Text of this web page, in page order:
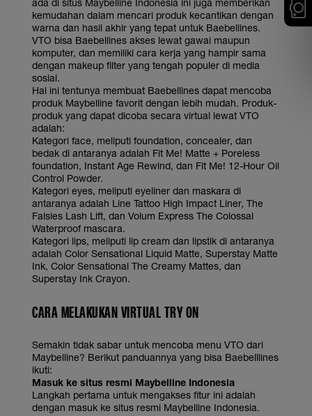
ada di situs Maybelline Indonesia ini juga memberikan
kemudahan dalam mencari produk kecantikan dengan
warna dan hasil akhir yang tepat untuk Baebellines.
VTO bisa Baebellines akses lewat gawai maupun
komputer, dan memiliki cara kerja yang hampir sama
dengan makeup filter yang tengah populer di media
sosial.
Hal ini tentunya membuat Baebellines dapat mencoba
produk Maybelline favorit dengan lebih mudah. Produk-
produk yang dapat dicoba secara virtual lewat VTO
adalah:
Kategori face, meliputi foundation, concealer, dan
bedak di antaranya adalah Fit Me! Matte + Poreless
foundation, Instant Age Rewind, dan Fit Me! 12-Hour Oil
Control Powder.
Kategori eyes, meliputi eyeliner dan maskara di
antaranya adalah Line Tattoo High Impact Liner, The
Falsies Lash Lift, dan Volum Express The Colossal
Waterproof mascara.
Kategori lips, meliputi lip cream dan lipstik di antaranya
adalah Color Sensational Liquid Matte, Superstay Matte
Ink, Color Sensational The Creamy Mattes, dan
Superstay Ink Crayon.
CARA MELAKUKAN VIRTUAL TRY ON
Semakin tidak sabar untuk mencoba menu VTO dari
Maybelline? Berikut panduannya yang bisa Baebelllines
ikuti:
Masuk ke situs resmi Maybelline Indonesia
Langkah pertama untuk mengakses fitur ini adalah
dengan masuk ke situs resmi Maybelline Indonesia.